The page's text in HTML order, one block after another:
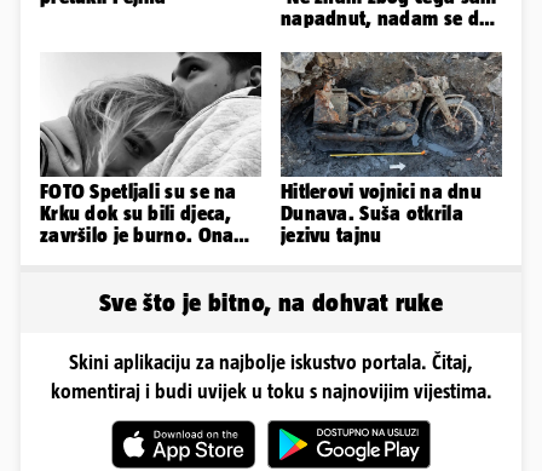
napadnut, nadam se da
FOTO Spetljali su se na
Krku dok su bili djeca,
završilo je burno. Ona
Hitlerovi vojnici na dnu
Dunava. Suša otkrila
jezivu tajnu
Sve što je bitno, na dohvat ruke
Skini aplikaciju za najbolje iskustvo portala. Čitaj,
komentiraj i budi uvijek u toku s najnovijim vijestima.